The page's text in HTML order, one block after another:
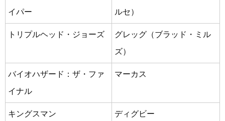
イパー
ルセ）
トリプルヘッド・ジョーズ
グレッグ（ブラッド・ミル
ズ）
バイオハザード：ザ・ファ
イナル
マーカス
キングスマン ディグビー